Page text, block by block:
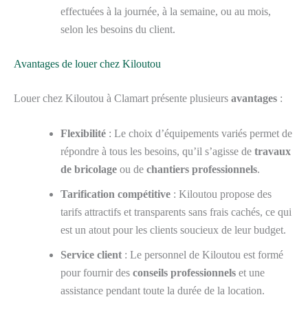
effectuées à la journée, à la semaine, ou au mois,
selon les besoins du client.
Avantages de louer chez Kiloutou
Louer chez Kiloutou à Clamart présente plusieurs avantages :
Flexibilité : Le choix d’équipements variés permet de
répondre à tous les besoins, qu’il s’agisse de travaux
de bricolage ou de chantiers professionnels.
Tarification compétitive : Kiloutou propose des
tarifs attractifs et transparents sans frais cachés, ce qui
est un atout pour les clients soucieux de leur budget.
Service client : Le personnel de Kiloutou est formé
pour fournir des conseils professionnels et une
assistance pendant toute la durée de la location.